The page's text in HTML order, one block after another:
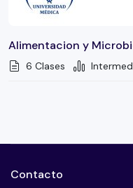
Alimentacion y
6 Clases
Contacto